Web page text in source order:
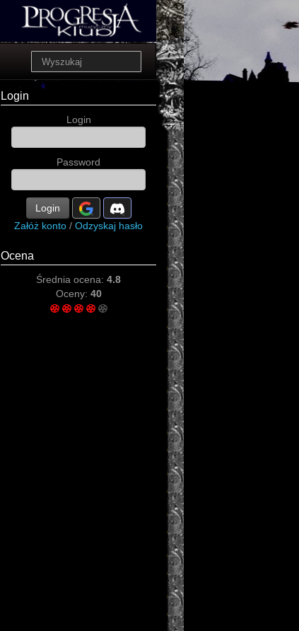
Login
Login
Password
Login
Załóż konto / Odzyskaj hasło
Ocena
Średnia ocena: 4.8
Oceny: 40